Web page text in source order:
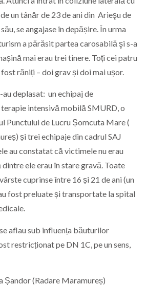
un tânăr de 23 de ani din Arieşu de
se angajase în depășire. În urma
a părăsit partea carosabilă şi s-a
mai erau trei tinere. Toți cei patru
răniți – doi grav și doi mai ușor.
deplasat: un echipaj de
intensivă mobilă SMURD, o
Punctului de Lucru Șomcuta Mare (
și trei echipaje din cadrul SAJ
au constatat că victimele nu erau
ele erau în stare gravă. Toate
cuprinse între 16 și 21 de ani (un
fost preluate și transportate la spital
aflau sub influența băuturilor
restricționat pe DN 1C, pe un sens,
Șandor (Radare Maramureș)